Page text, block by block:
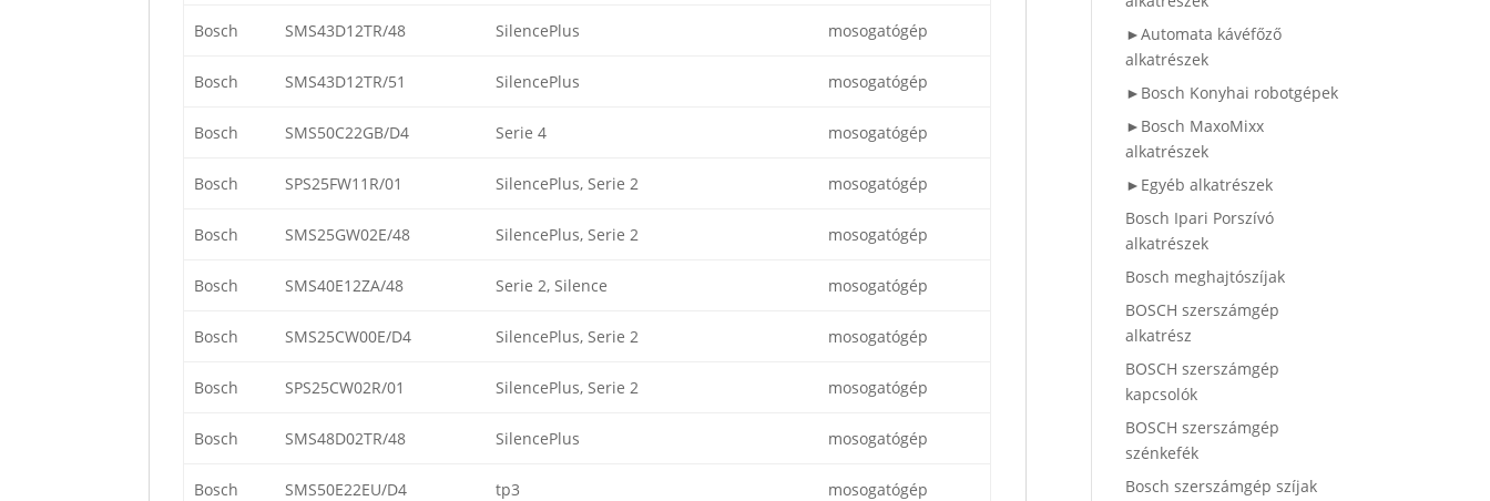
Bosch SMS43D12TR/48 SilencePlus mosogatógép
Bosch SMS43D12TR/51 SilencePlus mosogatógép
Bosch SMS50C22GB/D4 Serie 4 mosogatógép
Bosch SPS25FW11R/01 SilencePlus, Serie 2 mosogatógép
Bosch SMS25GW02E/48 SilencePlus, Serie 2 mosogatógép
Bosch SMS40E12ZA/48 Serie 2, Silence mosogatógép
Bosch SMS25CW00E/D4 SilencePlus, Serie 2 mosogatógép
Bosch SPS25CW02R/01 SilencePlus, Serie 2 mosogatógép
Bosch SMS48D02TR/48 SilencePlus mosogatógép
Bosch SMS50E22EU/D4 tp3 mosogatógép
►Automata kávéfőző
alkatrészek
►Bosch Konyhai robotgépek
►Bosch MaxoMixx
alkatrészek
►Egyéb alkatrészek
Bosch Ipari Porszívó
alkatrészek
Bosch meghajtószíjak
BOSCH szerszámgép
alkatrész
BOSCH szerszámgép
kapcsolók
BOSCH szerszámgép
szénkefék
Bosch szerszámgép szíjak